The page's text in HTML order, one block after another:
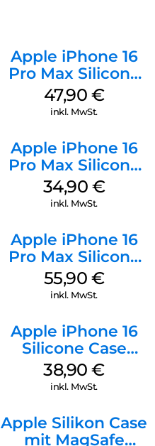
Apple iPhone 16
Pro Max Silicone
Case MagSafe
Black
47,90 €
inkl. MwSt.
Apple iPhone 16
Pro Max Silicone
Case MagSafe
Denim
34,90 €
inkl. MwSt.
Apple iPhone 16
Pro Max Silicone
Case MagSafe
Stone Gray
55,90 €
inkl. MwSt.
Apple iPhone 16
Silicone Case
MagSafe
Ultramarine
38,90€
inkl. MwSt.
Apple Silikon Case
mit MagSafe